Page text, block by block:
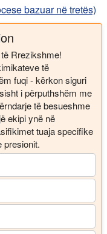
bazuar në tretës)
Rrezikshme!
të
fuqi - kërkon siguri
i përputhshëm me
të besueshme
ekipi ynë në
tuaja specifike
presionit.